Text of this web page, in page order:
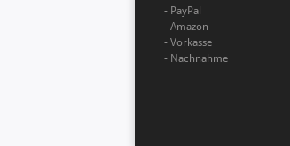
- PayPal
- Amazon
- Vorkasse
- Nachnahme